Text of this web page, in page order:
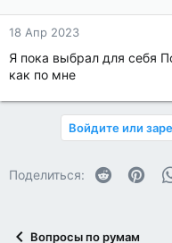
18 Апр 2023
Я пока выбрал для себя
как по мне
Войдите или
Поделиться: Reddit
Вопросы по румам